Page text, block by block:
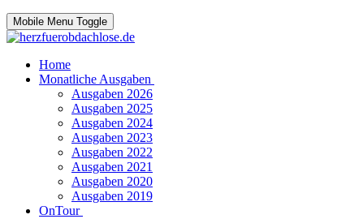
Mobile Menu Toggle
Home
Monatliche Ausgaben
Ausgaben 2026
Ausgaben 2025
Ausgaben 2024
Ausgaben 2023
Ausgaben 2022
Ausgaben 2021
Ausgaben 2020
Ausgaben 2019
OnTour